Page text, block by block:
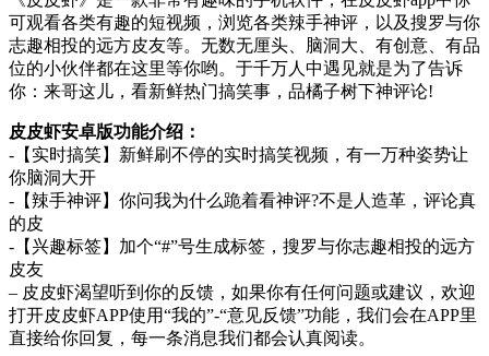
可观看各类有趣的短视频，浏览各类辣手神评，以及搜罗与你
志趣相投的远方皮友等。无数无厘头、脑洞大、有创意、有品
位的小伙伴都在这里等你哟。于千万人中遇见就是为了告诉
你：来哥这儿，看新鲜热门搞笑事，品橘子树下神评论!
皮皮虾安卓版功能介绍：
-【实时搞笑】新鲜刷不停的实时搞笑视频，有一万种姿势让
你脑洞大开
-【辣手神评】你问我为什么跪着看神评?不是人造革，评论真
的皮
-【兴趣标签】加个“#”号生成标签，搜罗与你志趣相投的远方
皮友
– 皮皮虾渴望听到你的反馈，如果你有任何问题或建议，欢迎
打开皮皮虾APP使用“我的”-“意见反馈”功能，我们会在APP里
直接给你回复，每一条消息我们都会认真阅读。